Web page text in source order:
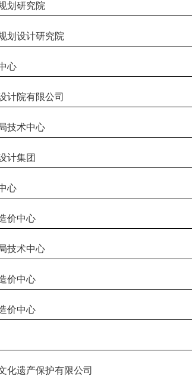
划研究院
划设计研究院
心
计院有限公司
技术中心
计集团
心
价中心
技术中心
价中心
价中心
化遗产保护有限公司